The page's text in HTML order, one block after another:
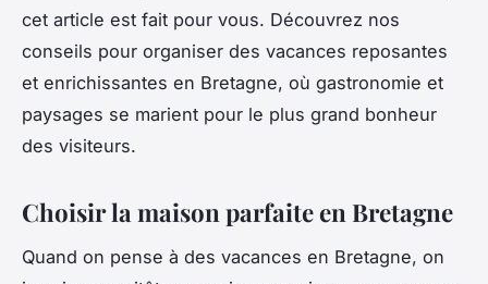
cet article est fait pour vous. Découvrez nos
conseils pour organiser des vacances reposantes
et enrichissantes en Bretagne, où gastronomie et
paysages se marient pour le plus grand bonheur
des visiteurs.
Choisir la maison parfaite en Bretagne
Quand on pense à des vacances en Bretagne, on